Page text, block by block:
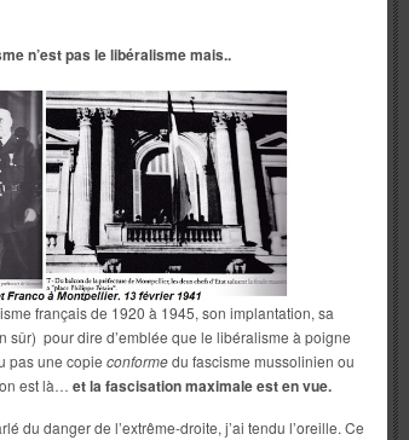
n’est pas le libéralisme mais..
français de 1920 à 1945, son implantation, sa
sûr) pour dire d’emblée que le libéralisme à poigne
pas une copie conformedu fascisme mussolinien ou
est là… et la fascisation maximale est en vue.
du danger de l’extrême-droite, j’ai tendu l’oreille. Ce